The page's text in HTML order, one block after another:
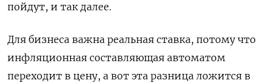
пойдут, и так далее.
Для бизнеса важна реальная ставка, потому что
инфляционная составляющая автоматом
переходит в цену, а вот эта разница ложится в